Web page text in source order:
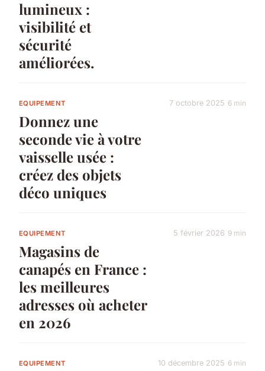
lumineux :
visibilité et
sécurité
améliorées.
EQUIPEMENT
Donnez une
seconde vie à votre
vaisselle usée :
créez des objets
déco uniques
7 octobre 2025 6 min
EQUIPEMENT
Magasins de
canapés en France :
les meilleures
adresses où acheter
en 2026
5 février 2026 9 min
EQUIPEMENT 10 décembre 2025 6 min